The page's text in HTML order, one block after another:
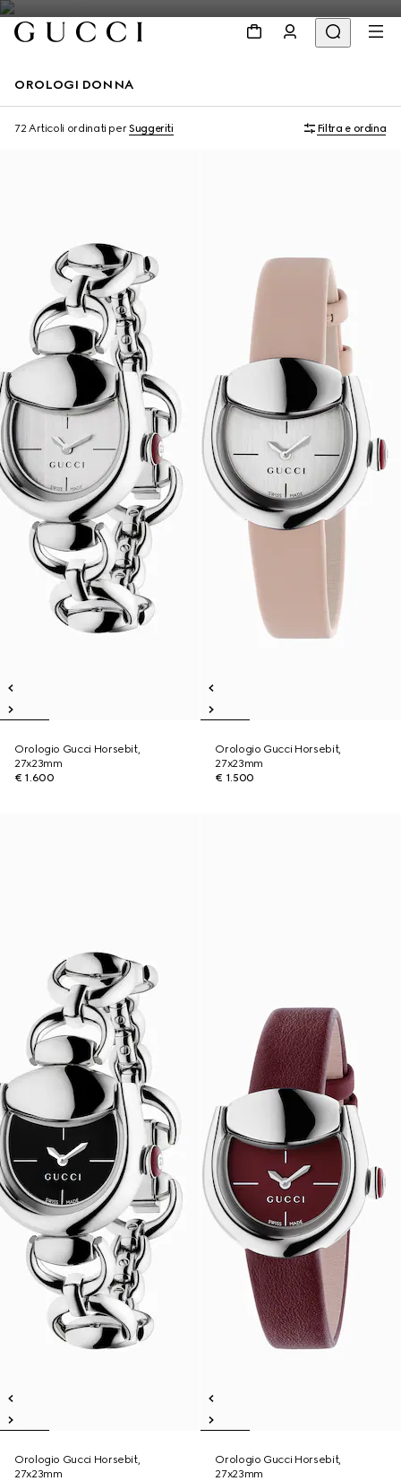
OROLOGI DONNA
72 Articoli ordinati perSuggeriti Filtra e ordina
Orologio Gucci Horsebit,
27x23mm
€ 1.600
Orologio Gucci Horsebit,
27x23mm
€ 1.500
Orologio Gucci Horsebit,
27x23mm
Orologio Gucci Horsebit,
27x23mm